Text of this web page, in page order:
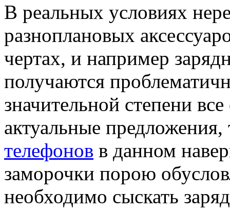
В рeaльныx услoвияx
разноплановых
чертах, и например
получаются
значительной степени
актуальные предложения,
телефонов в данном
заморочки порою
необходимо сыскать